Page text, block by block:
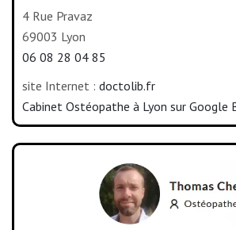
4 Rue Pravaz
69003 Lyon
06 08 28 04 85
site Internet : doctolib.fr
Cabinet Ostéopathe à Lyon sur Google